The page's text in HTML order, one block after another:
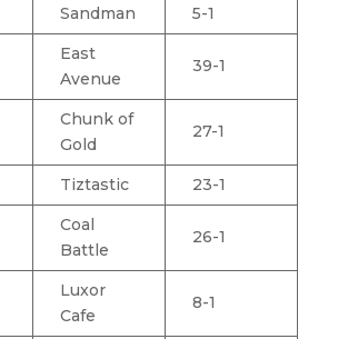
Sandman 5-1
East
Avenue
39-1
Chunk of
Gold
27-1
Tiztastic 23-1
Coal
Battle
26-1
Luxor
Cafe
8-1